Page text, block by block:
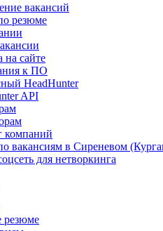
вакансий
резюме
на сайте
к ПО
HeadHunter
API
компаний
вакансиям в Сиреневом
для нетворкинга
резюме